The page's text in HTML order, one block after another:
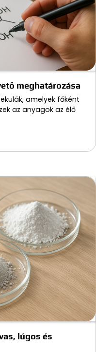
meghatározása
amelyek főként
az anyagok az élő
lúgos és